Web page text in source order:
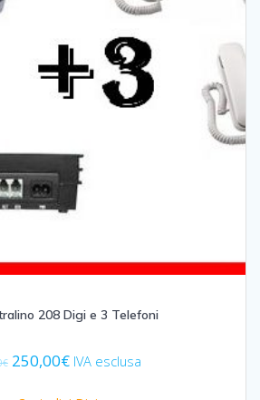
208 Digi e 3 Telefoni
€ Il
250,00€IlIVA esclusa